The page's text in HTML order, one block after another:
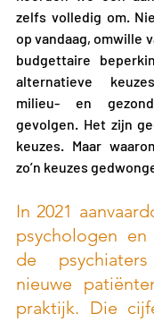
zelfs volledig om.
op vandaag, omwille
budgettaire
alternatieve
milieu- en
gevolgen. Het zijn
keuzes. Maar
zo’n keuzes
In 2021
psychologen
de
nieuwe
praktijk. Die